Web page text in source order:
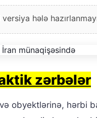
hələ
zərbələr
obyektlərinə, hərbi